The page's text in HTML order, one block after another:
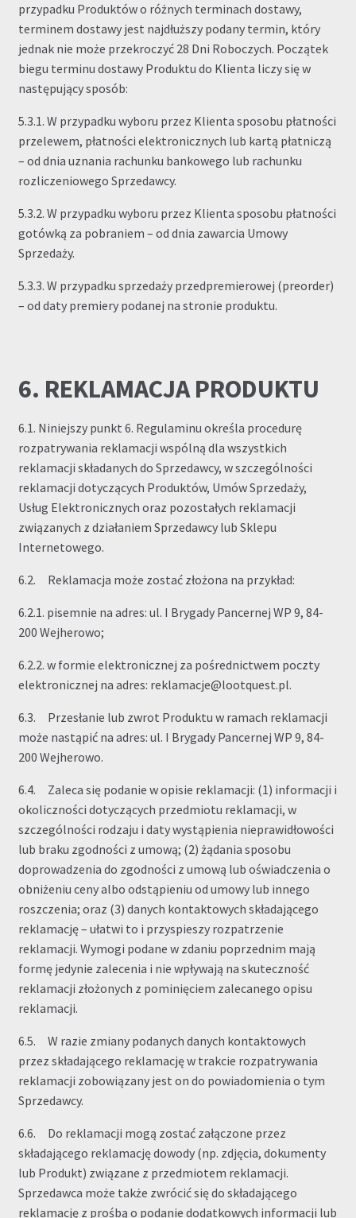
przypadku Produktów o różnych terminach dostawy,
terminem dostawy jest najdłuższy podany termin, który
jednak nie może przekroczyć 28 Dni Roboczych. Początek
biegu terminu dostawy Produktu do Klienta liczy się w
następujący sposób:
5.3.1. W przypadku wyboru przez Klienta sposobu płatności
przelewem, płatności elektronicznych lub kartą płatniczą
– od dnia uznania rachunku bankowego lub rachunku
rozliczeniowego Sprzedawcy.
5.3.2. W przypadku wyboru przez Klienta sposobu płatności
gotówką za pobraniem – od dnia zawarcia Umowy
Sprzedaży.
5.3.3. W przypadku sprzedaży przedpremierowej (preorder)
– od daty premiery podanej na stronie produktu.
6. REKLAMACJA PRODUKTU
6.1. Niniejszy punkt 6. Regulaminu określa procedurę
rozpatrywania reklamacji wspólną dla wszystkich
reklamacji składanych do Sprzedawcy, w szczególności
reklamacji dotyczących Produktów, Umów Sprzedaży,
Usług Elektronicznych oraz pozostałych reklamacji
związanych z działaniem Sprzedawcy lub Sklepu
Internetowego.
6.2. Reklamacja może zostać złożona na przykład:
6.2.1. pisemnie na adres: ul. I Brygady Pancernej WP 9, 84-
200 Wejherowo;
6.2.2. w formie elektronicznej za pośrednictwem poczty
elektronicznej na adres: reklamacje@lootquest.pl.
6.3. Przesłanie lub zwrot Produktu w ramach reklamacji
może nastąpić na adres: ul. I Brygady Pancernej WP 9, 84-
200 Wejherowo.
6.4. Zaleca się podanie w opisie reklamacji: (1) informacji i
okoliczności dotyczących przedmiotu reklamacji, w
szczególności rodzaju i daty wystąpienia nieprawidłowości
lub braku zgodności z umową; (2) żądania sposobu
doprowadzenia do zgodności z umową lub oświadczenia o
obniżeniu ceny albo odstąpieniu od umowy lub innego
roszczenia; oraz (3) danych kontaktowych składającego
reklamację – ułatwi to i przyspieszy rozpatrzenie
reklamacji. Wymogi podane w zdaniu poprzednim mają
formę jedynie zalecenia i nie wpływają na skuteczność
reklamacji złożonych z pominięciem zalecanego opisu
reklamacji.
6.5. W razie zmiany podanych danych kontaktowych
przez składającego reklamację w trakcie rozpatrywania
reklamacji zobowiązany jest on do powiadomienia o tym
Sprzedawcy.
6.6. Do reklamacji mogą zostać załączone przez
składającego reklamację dowody (np. zdjęcia, dokumenty
lub Produkt) związane z przedmiotem reklamacji.
Sprzedawca może także zwrócić się do składającego
reklamację z prośbą o podanie dodatkowych informacji lub